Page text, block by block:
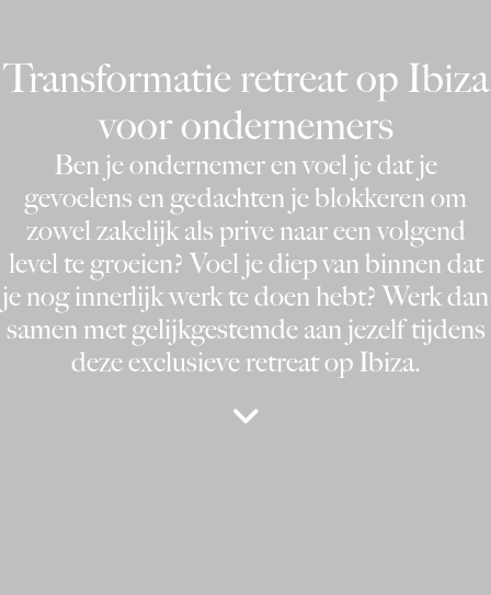
Transformatie retreat op Ibiza
voor ondernemers
Ben je ondernemer en voel je dat je
gevoelens en gedachten je blokkeren om
zowel zakelijk als prive naar een volgend
level te groeien? Voel je diep van binnen dat
je nog innerlijk werk te doen hebt? Werk dan
samen met gelijkgestemde aan jezelf tijdens
deze exclusieve retreat op Ibiza.